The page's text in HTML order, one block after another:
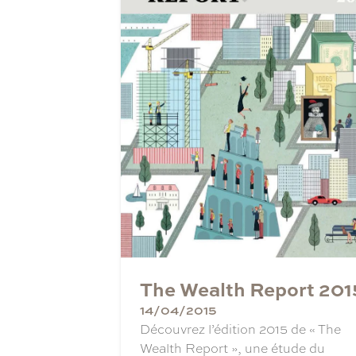
The Wealth Report
14/04/2015
Découvrez l’édition 2015 de « The
Wealth Report », une étude du